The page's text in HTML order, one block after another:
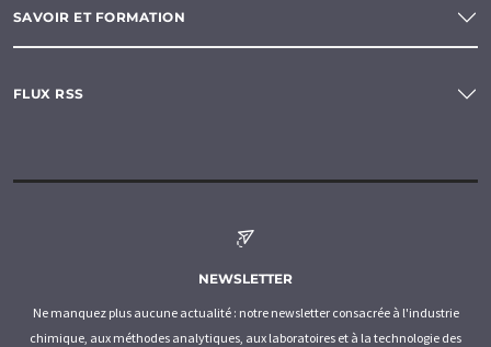
SAVOIR ET FORMATION
FLUX RSS
NEWSLETTER
Ne manquez plus aucune actualité : notre newsletter consacrée à l'industrie
chimique, aux méthodes analytiques, aux laboratoires et à la technologie des